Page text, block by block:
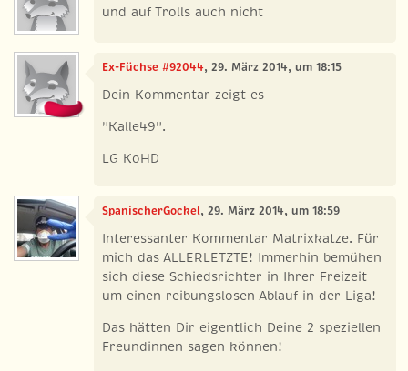
und auf Trolls auch nicht
Ex-Füchse #92044, 29. März 2014, um 18:15
Dein Kommentar zeigt es
"Kalle49".
LG KoHD
SpanischerGockel, 29. März 2014, um 18:59
Interessanter Kommentar Matrixkatze. Für
mich das ALLERLETZTE! Immerhin bemühen
sich diese Schiedsrichter in Ihrer Freizeit
um einen reibungslosen Ablauf in der Liga!
Das hätten Dir eigentlich Deine 2 speziellen
Freundinnen sagen können!